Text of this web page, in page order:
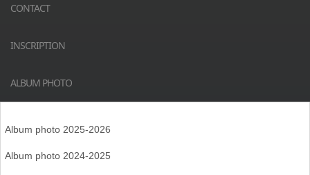
CONTACT
INSCRIPTION
ALBUM PHOTO
Album photo 2025-2026
Album photo 2024-2025